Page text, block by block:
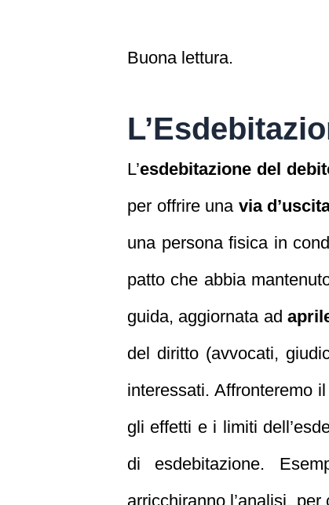
Buona lettura.
L’esdebitazione del
per offrire una via
una persona fisica in
patto che abbia
guida, aggiornata ad
del diritto (avvocati,
interessati. Affronteremo
gli effetti e i limiti
di esdebitazione.
arricchiranno l’analisi,